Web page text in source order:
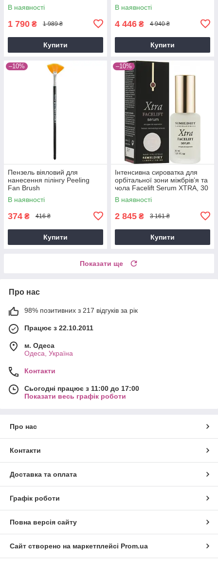
В наявності
1 790 ₴ 1 989 ₴
Купити
В наявності
4 446 ₴ 4 940 ₴
Купити
–10%
Пензель віяловий для
нанесення пілінгу Peeling
Fan Brush
В наявності
374 ₴ 416 ₴
Купити
–10%
Інтенсивна сироватка для
орбітальної зони міжбрів’я та
чола Facelift Serum XTRA, 30
мл
В наявності
2 845 ₴ 3 161 ₴
Купити
Показати ще
Про нас
98% позитивних з 217 відгуків за рік
Працює з 22.10.2011
м. Одеса
Одеса, Україна
Контакти
Сьогодні працює з 11:00 до 17:00
Показати весь графік роботи
Про нас
Контакти
Доставка та оплата
Графік роботи
Повна версія сайту
Сайт створено на маркетплейсі Prom.ua